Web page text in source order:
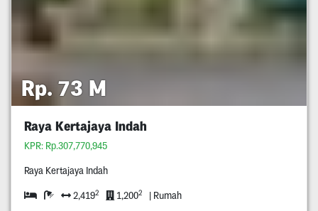
Rp. 73 M
Raya Kertajaya Indah
KPR: Rp.307,770,945
Raya Kertajaya Indah
2,4192 1,2002 | Rumah